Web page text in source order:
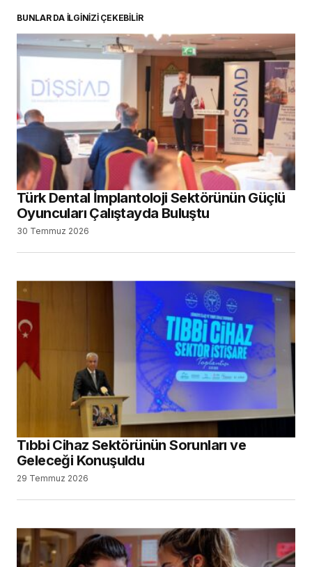
BUNLAR DA İLGİNİZİ ÇEKEBİLİR
Türk Dental İmplantoloji Sektörünün Güçlü
Oyuncuları Çalıştayda Buluştu
30 Temmuz 2026
Tıbbi Cihaz Sektörünün Sorunları ve
Geleceği Konuşuldu
29 Temmuz 2026